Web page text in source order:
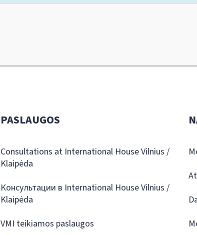
PASLAUGOS
Consultations at International House Vilnius /
Klaipėda
Консультации в International House Vilnius /
Klaipėda
VMI teikiamos paslaugos